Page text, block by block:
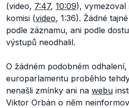
(video, 7:47, 10:09), vymezoval
komisi (video, 1:36). Žádné
podle záznamu, ani podle
výstupů neodhalil.
O žádném podobném
europarlamentu proběhlo
nenašli zmínky ani na webu
Viktor Orbán o něm